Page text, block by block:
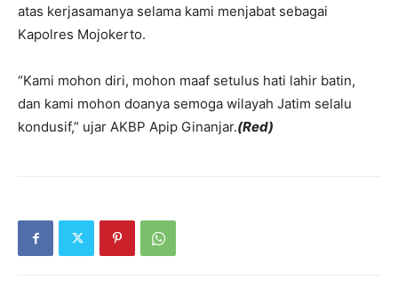
atas kerjasamanya selama kami menjabat sebagai
Kapolres Mojokerto.
“Kami mohon diri, mohon maaf setulus hati lahir batin,
dan kami mohon doanya semoga wilayah Jatim selalu
kondusif,” ujar AKBP Apip Ginanjar.(Red)